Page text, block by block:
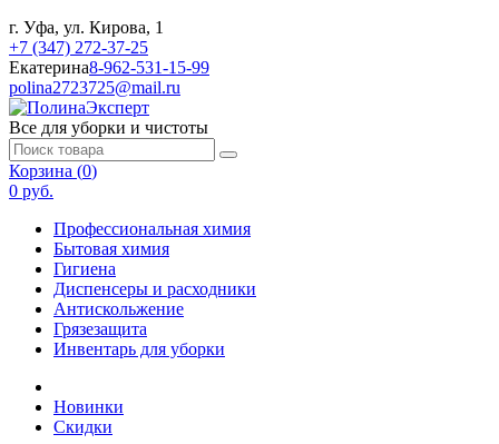
г. Уфа, ул. Кирова, 1
+7 (347) 272-37-25
Екатерина8-962-531-15-99
polina2723725@mail.ru
Все для уборки и чистоты
Корзина (0)
0 руб.
Профессиональная химия
Бытовая химия
Гигиена
Диспенсеры и расходники
Антискольжение
Грязезащита
Инвентарь для уборки
Новинки
Скидки